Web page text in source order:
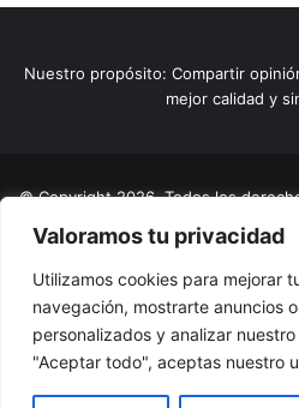
Valoramos tu privacidad
Utilizamos cookies para mejorar
navegación, mostrarte anuncios
personalizados y analizar
"Aceptar todo", aceptas nuestro
Nuestro propósito: Compartir
mejor calidad y
© Copyright 2026, Todos los
SAS BICNit
Home
Actualidad Variedades
El Tinteadero